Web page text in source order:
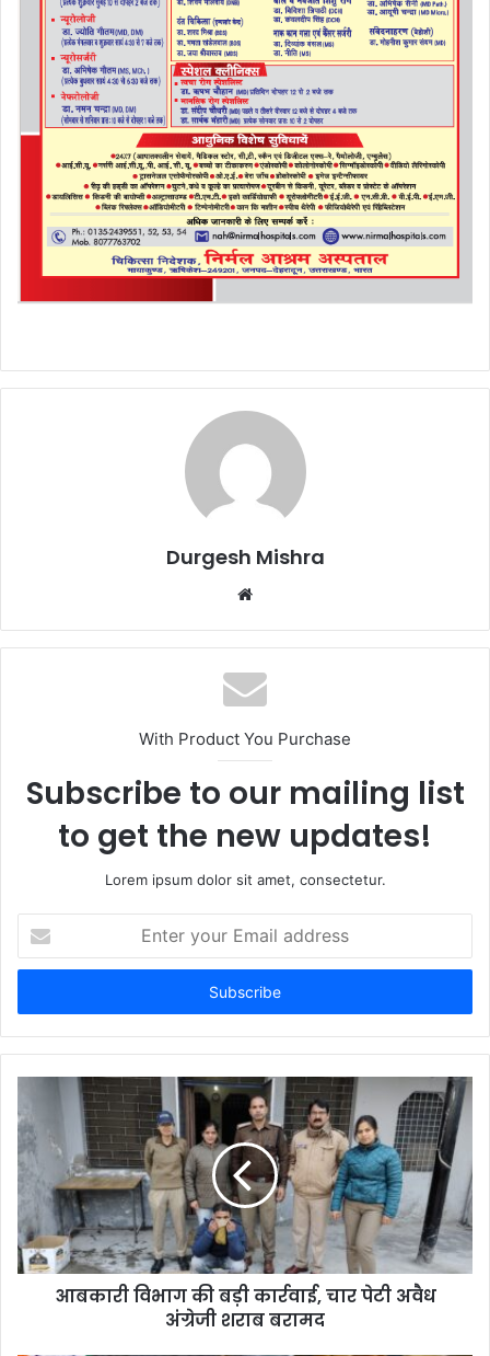
Durgesh Mishra
Website
With Product You Purchase
Subscribe to our mailing list
to get the new updates!
Lorem ipsum dolor sit amet, consectetur.
your
Email
आबकारी विभाग की बड़ी कार्रवाई, चार पेटी अवैध
अंग्रेजी शराब बरामद